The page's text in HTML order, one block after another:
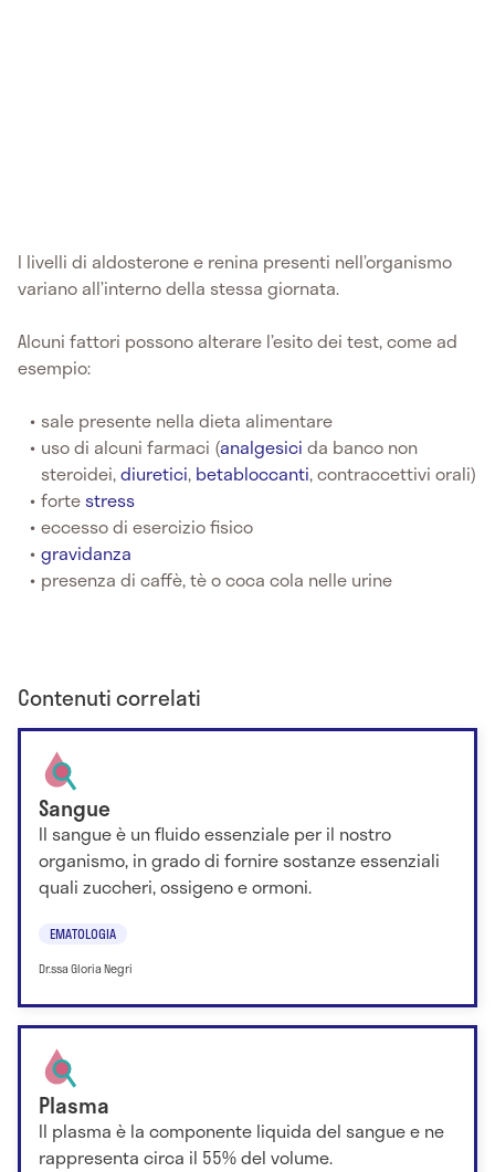
I livelli di aldosterone e renina presenti nell’organismo
variano all’interno della stessa giornata.
Alcuni fattori possono alterare l’esito dei test, come ad
esempio:
sale presente nella dieta alimentare
uso di alcuni farmaci (analgesici da banco non
steroidei,diuretici, betabloccanti, contraccettivi orali)
fortestress
eccesso di esercizio fisico
gravidanza
presenza di caffè, tè o coca cola nelle urine
Contenuti correlati
Sangue
Il sangue è un fluido essenziale per il nostro
organismo, in grado di fornire sostanze essenziali
quali zuccheri, ossigeno e ormoni.
EMATOLOGIA
Dr.ssa Gloria Negri
Plasma
ll plasma è la componente liquida del sangue e ne
rappresenta circa il 55% del volume.